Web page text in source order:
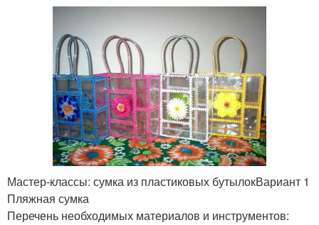
Мастер-классы: сумка из пластиковых бутылокВариант 1
Пляжная сумка
Перечень необходимых материалов и инструментов: